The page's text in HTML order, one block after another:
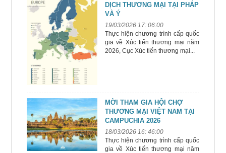
DỊCH THƯƠNG MẠI TẠI PHÁP
VÀ Ý
19/03/2026 17: 06:00
Thực hiện chương trình cấp quốc
gia về Xúc tiến thương mại năm
2026, Cục Xúc tiến thương mại...
MỜI THAM GIA HỘI CHỢ
THƯƠNG MẠI VIỆT NAM TẠI
CAMPUCHIA 2026
18/03/2026 16: 46:00
Thực hiện chương trình cấp quốc
gia về Xúc tiến thương mại năm